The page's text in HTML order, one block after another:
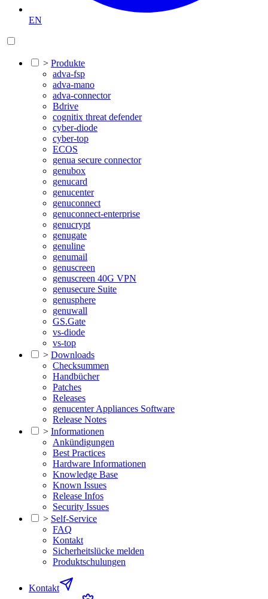
EN
> Produkte
adva-fsp
adva-mano
adva-connector
Bdrive
cognitix threat defender
cyber-diode
cyber-top
ECOS
genua secure connector
genubox
genucard
genucenter
genuconnect
genuconnect-enterprise
genucrypt
genugate
genuline
genumail
genuscreen
genuscreen 40G VPN
genusecure Suite
genusphere
genuwall
GS.Gate
vs-diode
vs-top
> Downloads
Checksummen
Handbücher
Patches
Releases
genucenter Appliances Software
Release Notes
> Informationen
Ankündigungen
Best Practices
Hardware Informationen
Knowledge Base
Known Issues
Release Infos
Security Issues
> Self-Service
FAQ
Kontakt
Sicherheitslücke melden
Produktschulungen
Kontakt